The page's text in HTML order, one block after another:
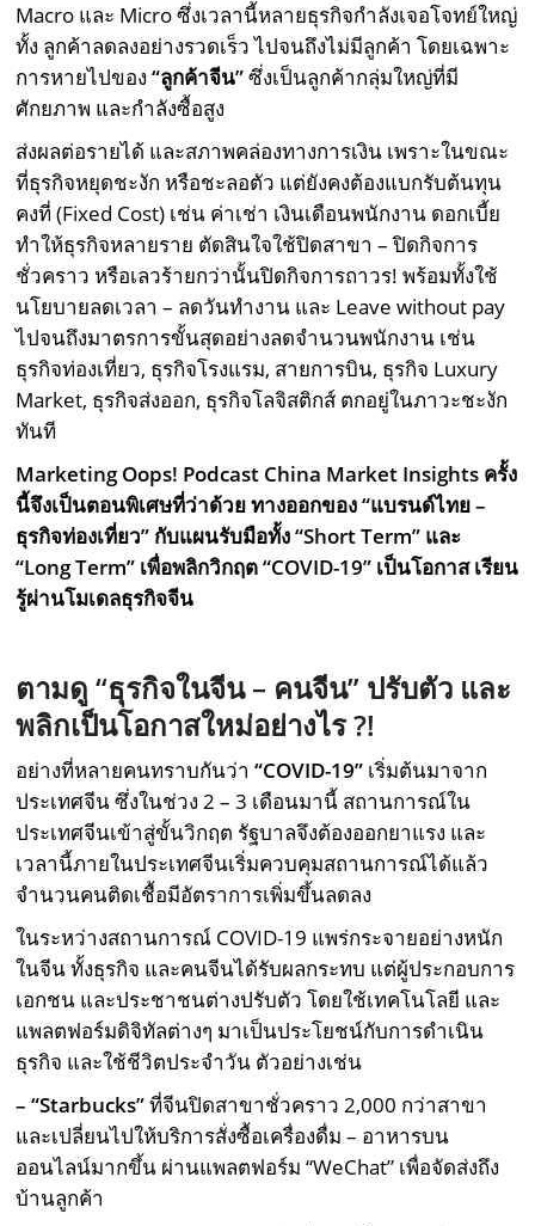
Macro และ Micro ซึ่งเวลานี้หลายธุรกิจกำลังเจอโจทย์ใหญ่
ทั้ง ลูกค้าลดลงอย่างรวดเร็ว ไปจนถึงไม่มีลูกค้า โดยเฉพาะ
การหายไปของ“ลูกค้าจีน”ซึ่งเป็นลูกค้ากลุ่มใหญ่ที่มี
ศักยภาพ และกำลังซื้อสูง
ส่งผลต่อรายได้ และสภาพคล่องทางการเงิน เพราะในขณะ
ที่ธุรกิจหยุดชะงัก หรือชะลอตัว แต่ยังคงต้องแบกรับต้นทุน
คงที่ (Fixed Cost) เช่น ค่าเช่า เงินเดือนพนักงาน ดอกเบี้ย
ทำให้ธุรกิจหลายราย ตัดสินใจใช้ปิดสาขา – ปิดกิจการ
ชั่วคราว หรือเลวร้ายกว่านั้นปิดกิจการถาวร! พร้อมทั้งใช้
นโยบายลดเวลา – ลดวันทำงาน และ Leave without pay
ไปจนถึงมาตรการขั้นสุดอย่างลดจำนวนพนักงาน เช่น
ธุรกิจท่องเที่ยว, ธุรกิจโรงแรม, สายการบิน, ธุรกิจ Luxury
Market, ธุรกิจส่งออก, ธุรกิจโลจิสติกส์ ตกอยู่ในภาวะชะงัก
ทันที
Marketing Oops! Podcast China Market Insights ครั้ง
นี้จึงเป็นตอนพิเศษที่ว่าด้วยทางออกของ “แบรนด์ไทย –
ธุรกิจท่องเที่ยว” กับแผนรับมือทั้ง “Short Term” และ
“Long Term” เพื่อพลิกวิกฤต “COVID-19” เป็นโอกาส เรียน
รู้ผ่านโมเดลธุรกิจจีน
ตามดู “ธุรกิจในจีน – คนจีน” ปรับตัว และ
พลิกเป็นโอกาสใหม่อย่างไร?!
อย่างที่หลายคนทราบกันว่า“COVID-19” เริ่มต้นมาจาก
ประเทศจีน ซึ่งในช่วง 2 – 3 เดือนมานี้ สถานการณ์ใน
ประเทศจีนเข้าสู่ขั้นวิกฤต รัฐบาลจึงต้องออกยาแรง และ
เวลานี้ภายในประเทศจีนเริ่มควบคุมสถานการณ์ได้แล้ว
จำนวนคนติดเชื้อมีอัตราการเพิ่มขึ้นลดลง
ในระหว่างสถานการณ์ COVID-19 แพร่กระจายอย่างหนัก
ในจีน ทั้งธุรกิจ และคนจีนได้รับผลกระทบ แต่ผู้ประกอบการ
เอกชน และประชาชนต่างปรับตัว โดยใช้เทคโนโลยี และ
แพลตฟอร์มดิจิทัลต่างๆ มาเป็นประโยชน์กับการดำเนิน
ธุรกิจ และใช้ชีวิตประจำวัน ตัวอย่างเช่น
– “Starbucks”ที่จีนปิดสาขาชั่วคราว 2,000 กว่าสาขา
และเปลี่ยนไปให้บริการสั่งซื้อเครื่องดื่ม – อาหารบน
ออนไลน์มากขึ้น ผ่านแพลตฟอร์ม “WeChat” เพื่อจัดส่งถึง
บ้านลูกค้า